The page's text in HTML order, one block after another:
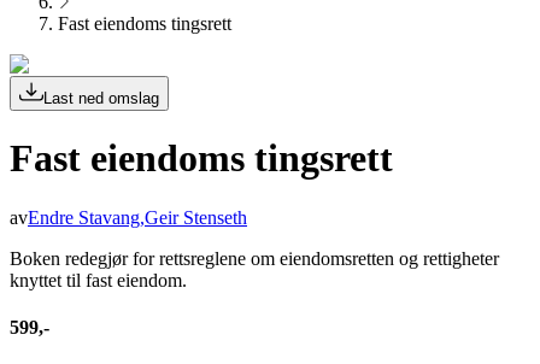
Fast eiendoms tingsrett
Last ned omslag
Fast eiendoms tingsrett
avEndre Stavang,Geir Stenseth
Boken redegjør for rettsreglene om eiendomsretten og rettigheter
knyttet til fast eiendom.
599,-